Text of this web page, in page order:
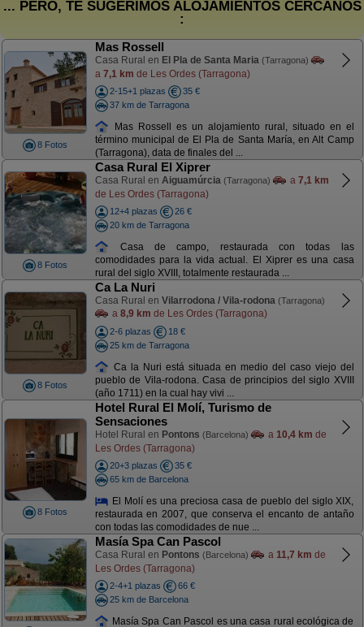
... PERO, TE SUGERIMOS ALOJAMIENTOS CERCANOS
:
8 Fotos
Mas Rossell
Casa Rural en El Pla de Santa Maria (Tarragona)
a 7,1 km de Les Ordes (Tarragona)
2-15+1 plazas
35 €
37 km de Tarragona
Mas Rossell es un alojamiento rural, situado en el
término municipal de El Pla de Santa María, en Alt Camp
(Tarragona), data de finales del ...
8 Fotos
Casa Rural El Xiprer
Casa Rural en Aiguamúrcia (Tarragona) a 7,1 km
de Les Ordes (Tarragona)
12+4 plazas
26 €
20 km de Tarragona
Casa de campo, restaurada con todas las
comodidades para la vida actual. El Xiprer es una casa
rural del siglo XVIII, totalmente restaurada ...
8 Fotos
Ca La Nuri
Casa Rural en Vilarrodona / Vila-rodona (Tarragona)
a 8,9 km de Les Ordes (Tarragona)
2-6 plazas
18 €
25 km de Tarragona
Ca la Nuri está situada en medio del caso viejo del
pueblo de Vila-rodona. Casa de principios del siglo XVIII
(año 1711) en la cual hay vivi ...
8 Fotos
Hotel Rural El Molí, Turismo de
Sensaciones
Hotel Rural en Pontons (Barcelona) a 10,4 km de
Les Ordes (Tarragona)
20+3 plazas
35 €
65 km de Barcelona
El Molí es una preciosa casa de pueblo del siglo XIX,
restaurada en 2007, que conserva el encanto de antaño
con todas las comodidades de nue ...
Masía Spa Can Pascol
Casa Rural en Pontons (Barcelona) a 11,7 km de
Les Ordes (Tarragona)
2-4+1 plazas
66 €
25 km de Barcelona
Masía Spa Can Pascol es una casa rural ecológica de